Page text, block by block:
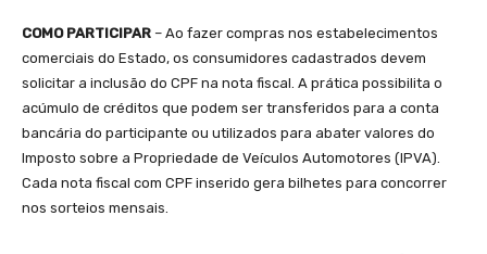
COMO PARTICIPAR – Ao fazer compras nos estabelecimentos
comerciais do Estado, os consumidores cadastrados devem
solicitar a inclusão do CPF na nota fiscal. A prática possibilita o
acúmulo de créditos que podem ser transferidos para a conta
bancária do participante ou utilizados para abater valores do
Imposto sobre a Propriedade de Veículos Automotores (IPVA).
Cada nota fiscal com CPF inserido gera bilhetes para concorrer
nos sorteios mensais.